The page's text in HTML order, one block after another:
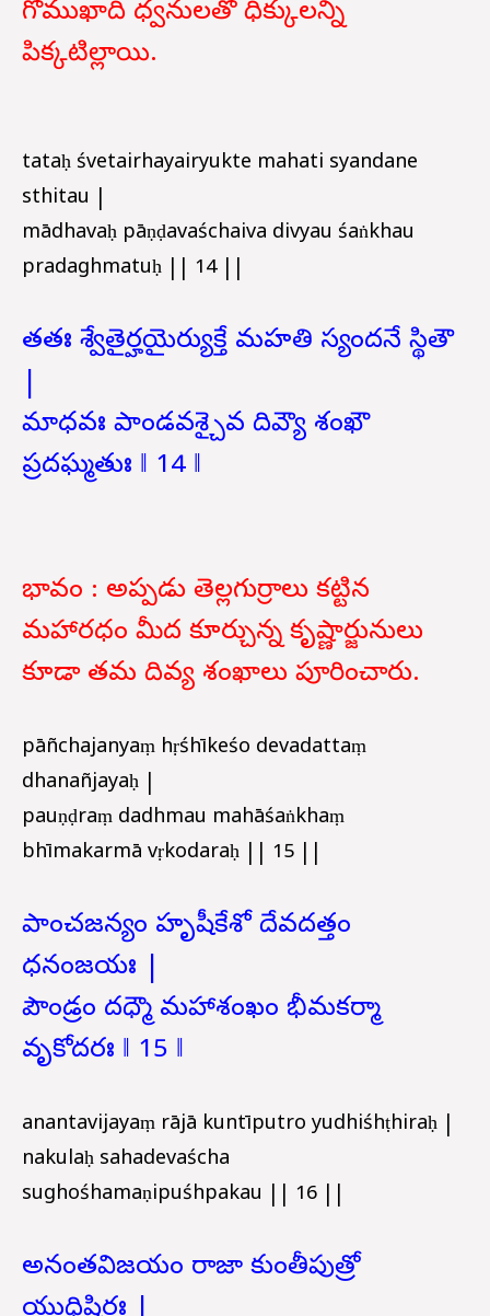
గోముఖాది ధ్వనులతో ధిక్కులన్ని
పిక్కటిల్లాయి.
tataḥ śvetairhayairyukte mahati syandane
sthitau |
mādhavaḥ pāṇḍavaśchaiva divyau śaṅkhau
pradaghmatuḥ || 14 ||
తతః శ్వేతైర్హయైర్యుక్తే మహతి స్యందనే స్థితౌ
మాధవః పాండవశ్చైవ దివ్యౌ శంఖౌ
ప్రదఘ్మతుః ‖ 14 ‖
భావం : అప్పడు తెల్లగుర్రాలు కట్టిన
మహారధం మీద కూర్చున్న కృష్ణార్జునులు
కూడా తమ దివ్య శంఖాలు పూరించారు.
pāñchajanyaṃ hṛśhīkeśo devadattaṃ
dhanañjayaḥ |
pauṇḍraṃ dadhmau mahāśaṅkhaṃ
bhīmakarmā vṛkodaraḥ || 15 ||
పాంచజన్యం హృషీకేశో దేవదత్తం
ధనంజయః |
పౌండ్రం దధ్మౌ మహాశంఖం భీమకర్మా
వృకోదరః ‖ 15 ‖
anantavijayaṃ rājā kuntīputro yudhiśhṭhiraḥ |
nakulaḥ sahadevaścha
sughośhamaṇipuśhpakau || 16 ||
అనంతవిజయం రాజా కుంతీపుత్రో